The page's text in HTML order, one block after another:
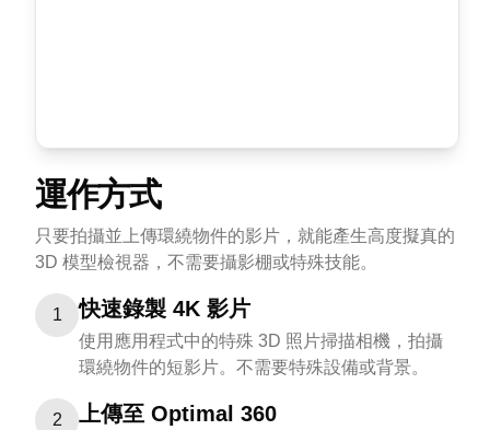
運作方式
只要拍攝並上傳環繞物件的影片，就能產生高度擬真的
3D 模型檢視器，不需要攝影棚或特殊技能。
1 快速錄製 4K 影片
使用應用程式中的特殊 3D 照片掃描相機，拍攝
環繞物件的短影片。不需要特殊設備或背景。
2 上傳至 Optimal 360